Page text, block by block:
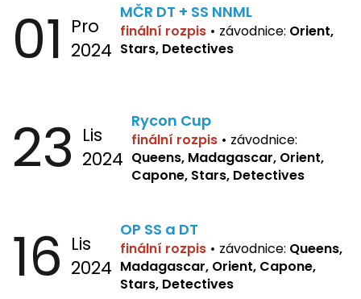
01 Pro
2024
MČR DT + SS NNML
finální rozpis • závodnice: Orient,
Stars, Detectives
23 Lis
2024
Rycon Cup
finální rozpis • závodnice:
Queens, Madagascar, Orient,
Capone, Stars, Detectives
16 Lis
2024
OP SS a DT
finální rozpis • závodnice: Queens,
Madagascar, Orient, Capone,
Stars, Detectives